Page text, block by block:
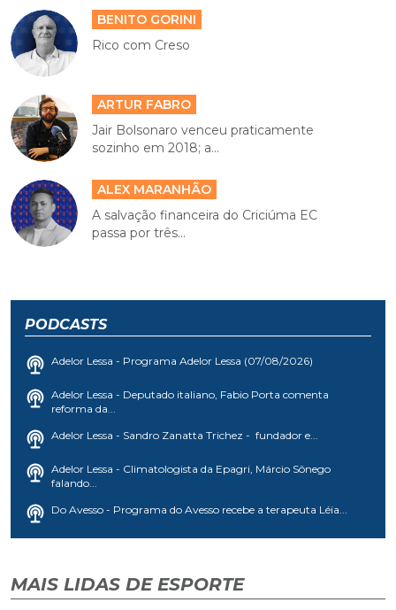
BENITO GORINI
Rico com Creso
ARTUR FABRO
Jair Bolsonaro venceu praticamente
sozinho em 2018; a...
ALEX MARANHÃO
A salvação financeira do Criciúma EC
passa por três...
PODCASTS
Adelor Lessa - Programa Adelor Lessa (07/08/2026)
Adelor Lessa - Deputado italiano, Fabio Porta comenta
reforma da...
Adelor Lessa - Sandro Zanatta Trichez - fundador e...
Adelor Lessa - Climatologista da Epagri, Márcio Sônego
falando...
Do Avesso - Programa do Avesso recebe a terapeuta Léia...
MAIS LIDAS DE ESPORTE